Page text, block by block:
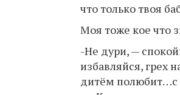
что только твоя
Моя тоже кое что
-Не дури, —
избавляйся, грех
дитём полюбит…с